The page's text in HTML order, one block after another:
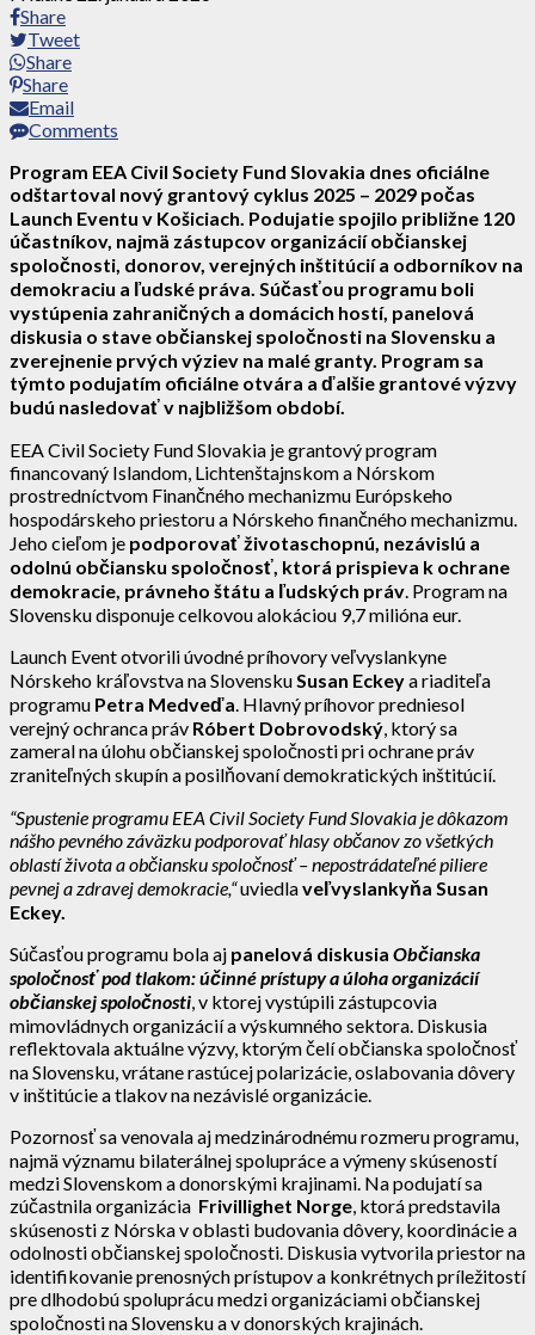
Share
Tweet
Share
Share
Email
Comments
Program EEA Civil Society Fund Slovakia dnes oficiálne
odštartoval nový grantový cyklus 2025 – 2029 počas
Launch Eventu v Košiciach. Podujatie spojilo približne 120
účastníkov, najmä zástupcov organizácií občianskej
spoločnosti, donorov, verejných inštitúcií a odborníkov na
demokraciu a ľudské práva. Súčasťou programu boli
vystúpenia zahraničných a domácich hostí, panelová
diskusia o stave občianskej spoločnosti na Slovensku a
zverejnenie prvých výziev na malé granty. Program sa
týmto podujatím oficiálne otvára a ďalšie grantové výzvy
budú nasledovať v najbližšom období.
EEA Civil Society Fund Slovakia je grantový program
financovaný Islandom, Lichtenštajnskom a Nórskom
prostredníctvom Finančného mechanizmu Európskeho
hospodárskeho priestoru a Nórskeho finančného mechanizmu.
Jeho cieľom je podporovať životaschopnú, nezávislú a
odolnú občiansku spoločnosť, ktorá prispieva k ochrane
demokracie, právneho štátu a ľudských práv . Program na
Slovensku disponuje celkovou alokáciou 9,7 milióna eur.
Launch Event otvorili úvodné príhovory veľvyslankyne
Nórskeho kráľovstva na Slovensku Susan Eckeya riaditeľa
programu Petra Medveďa . Hlavný príhovor predniesol
verejný ochranca práv Róbert Dobrovodský , ktorý sa
zameral na úlohu občianskej spoločnosti pri ochrane práv
zraniteľných skupín a posilňovaní demokratických inštitúcií.
“Spustenie programu EEA Civil Society Fund Slovakia je dôkazom
nášho pevného záväzku podporovať hlasy občanov zo všetkých
oblastí života a občiansku spoločnosť – nepostrádateľné piliere
pevnej a zdravej demokracie,“uviedlaveľvyslankyňa Susan
Eckey.
Súčasťou programu bola aj panelová diskusia Občianska
spoločnosť pod tlakom: účinné prístupy a úloha organizácií
občianskej spoločnosti , v ktorej vystúpili zástupcovia
mimovládnych organizácií a výskumného sektora. Diskusia
reflektovala aktuálne výzvy, ktorým čelí občianska spoločnosť
na Slovensku, vrátane rastúcej polarizácie, oslabovania dôvery
v inštitúcie a tlakov na nezávislé organizácie.
Pozornosť sa venovala aj medzinárodnému rozmeru programu,
najmä významu bilaterálnej spolupráce a výmeny skúseností
medzi Slovenskom a donorskými krajinami. Na podujatí sa
zúčastnila organizácia Frivillighet Norge , ktorá predstavila
skúsenosti z Nórska v oblasti budovania dôvery, koordinácie a
odolnosti občianskej spoločnosti. Diskusia vytvorila priestor na
identifikovanie prenosných prístupov a konkrétnych príležitostí
pre dlhodobú spoluprácu medzi organizáciami občianskej
spoločnosti na Slovensku a v donorských krajinách.